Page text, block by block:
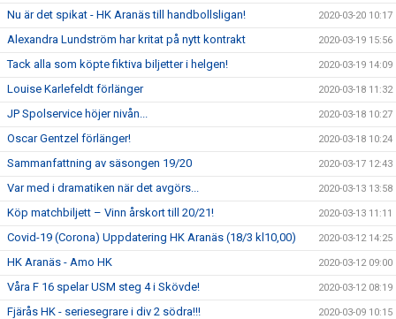
Nu är det spikat - HK Aranäs till handbollsligan! 2020-03-20 10:17
Alexandra Lundström har kritat på nytt kontrakt 2020-03-19 15:56
Tack alla som köpte fiktiva biljetter i helgen! 2020-03-19 14:09
Louise Karlefeldt förlänger 2020-03-18 11:32
JP Spolservice höjer nivån... 2020-03-18 10:27
Oscar Gentzel förlänger! 2020-03-18 10:24
Sammanfattning av säsongen 19/20 2020-03-17 12:43
Var med i dramatiken när det avgörs... 2020-03-13 13:58
Köp matchbiljett – Vinn årskort till 20/21! 2020-03-13 11:11
Covid-19 (Corona) Uppdatering HK Aranäs (18/3 kl10,00) 2020-03-12 14:25
HK Aranäs - Amo HK 2020-03-12 09:00
Våra F 16 spelar USM steg 4 i Skövde! 2020-03-12 08:19
Fjärås HK - seriesegrare i div 2 södra!!! 2020-03-09 10:15